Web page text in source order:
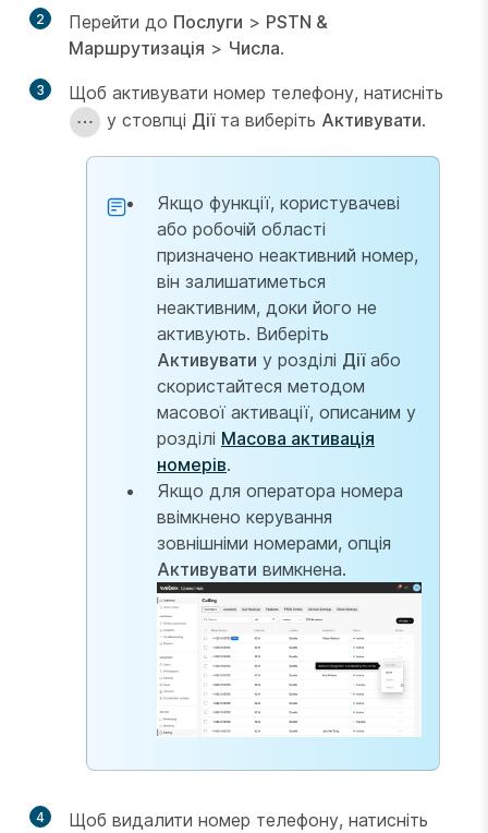
2 Перейти до Послуги > PSTN &
Маршрутизація > Числа.
3
Щоб активувати номер телефону, натисніть
у стовпці Діїта виберіть Активувати.
Якщо функції, користувачеві
або робочій області
призначено неактивний номер,
він залишатиметься
неактивним, доки його не
активують. Виберіть
Активувати у розділі Діїабо
скористайтеся методом
масової активації, описаним у
розділі Масова активація
номерів.
Якщо для оператора номера
ввімкнено керування
зовнішніми номерами, опція
Активувати вимкнена.
4
Щоб видалити номер телефону, натисніть